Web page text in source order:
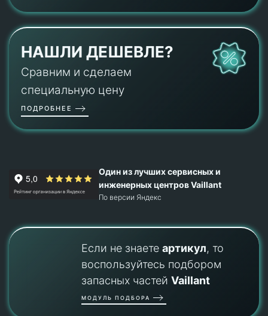
НАШЛИ ДЕШЕВЛЕ?
Сравним и сделаем
специальную цену
ПОДРОБНЕЕ
Один из лучших сервисных и
инженерных центров Vaillant
По версии Яндекс
Если не знаете артикул, то
воспользуйтесь подбором
запасных частей Vaillant
МОДУЛЬ ПОДБОРА